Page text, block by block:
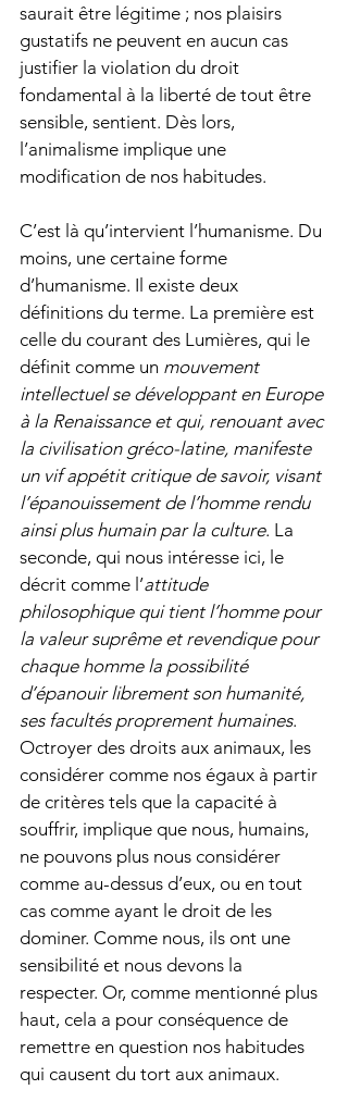
saurait être légitime ; nos plaisirs
gustatifs ne peuvent en aucun cas
justifier la violation du droit
fondamental à la liberté de tout être
sensible, sentient. Dès lors,
l’animalisme implique une
modification de nos habitudes.
C’est là qu’intervient l’humanisme. Du
moins, une certaine forme
d’humanisme. Il existe deux
définitions du terme. La première est
celle du courant des Lumières, qui le
définit comme un mouvement
intellectuel se développant en Europe
à la Renaissance et qui, renouant avec
la civilisation gréco-latine, manifeste
un vif appétit critique de savoir, visant
l’épanouissement de l’homme rendu
ainsi plus humain par la culture. La
seconde, qui nous intéresse ici, le
décrit comme l’attitude
philosophique qui tient l’homme pour
la valeur suprême et revendique pour
chaque homme la possibilité
d’épanouir librement son humanité,
ses facultés proprement humaines.
Octroyer des droits aux animaux, les
considérer comme nos égaux à partir
de critères tels que la capacité à
souffrir, implique que nous, humains,
ne pouvons plus nous considérer
comme au-dessus d’eux, ou en tout
cas comme ayant le droit de les
dominer. Comme nous, ils ont une
sensibilité et nous devons la
respecter. Or, comme mentionné plus
haut, cela a pour conséquence de
remettre en question nos habitudes
qui causent du tort aux animaux.